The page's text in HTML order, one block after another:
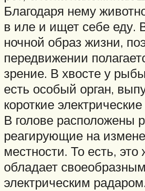
Благодаря нему
в иле и ищет себе еду.
ночной образ жизни,
передвижении
зрение. В хвосте у
есть особый орган,
короткие
В голове расположены
реагирующие на
местности. То есть, это
обладает своеобразным
электрическим радаром.